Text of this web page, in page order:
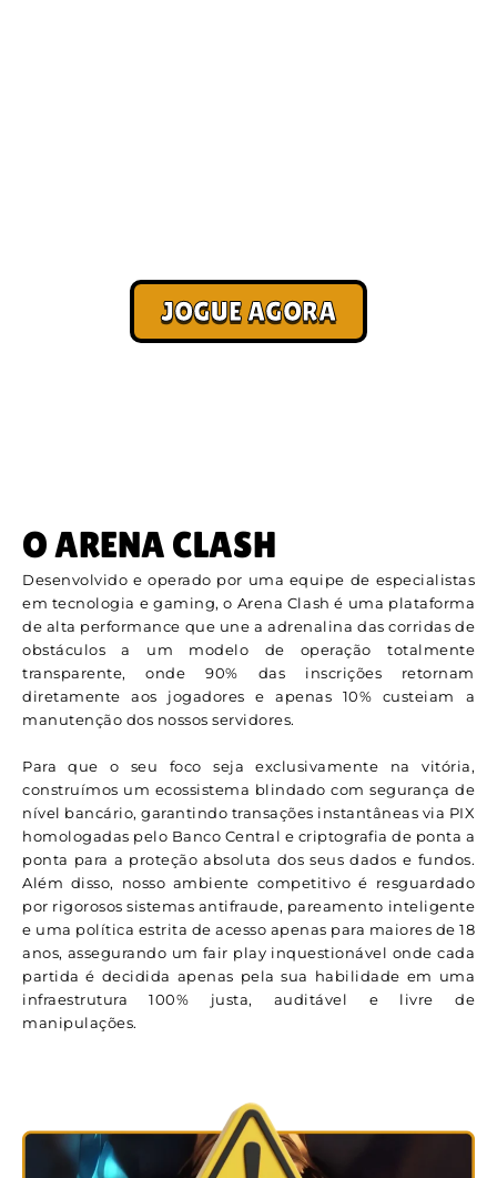
JOGUE AGORA
O ARENA CLASH
Desenvolvido e operado por uma equipe de especialistas
em tecnologia e gaming, o Arena Clash é uma plataforma
de alta performance que une a adrenalina das corridas de
obstáculos a um modelo de operação totalmente
transparente, onde 90% das inscrições retornam
diretamente aos jogadores e apenas 10% custeiam a
manutenção dos nossos servidores.
Para que o seu foco seja exclusivamente na vitória,
construímos um ecossistema blindado com segurança de
nível bancário, garantindo transações instantâneas via PIX
homologadas pelo Banco Central e criptografia de ponta a
ponta para a proteção absoluta dos seus dados e fundos.
Além disso, nosso ambiente competitivo é resguardado
por rigorosos sistemas antifraude, pareamento inteligente
e uma política estrita de acesso apenas para maiores de 18
anos, assegurando um fair play inquestionável onde cada
partida é decidida apenas pela sua habilidade em uma
infraestrutura 100% justa, auditável e livre de
manipulações.